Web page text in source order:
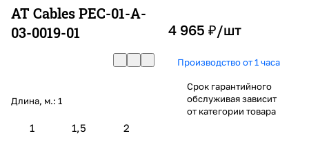
AT Cables PEC-01-A-
03-0019-01
Длина, м.: 1
1 1,5 2
4 965 ₽/шт
Производство от 1 часа
Срок гарантийного
обслуживая зависит
от категории товара